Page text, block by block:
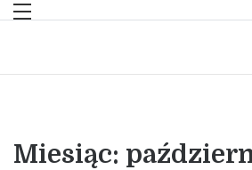
Miesiąc: